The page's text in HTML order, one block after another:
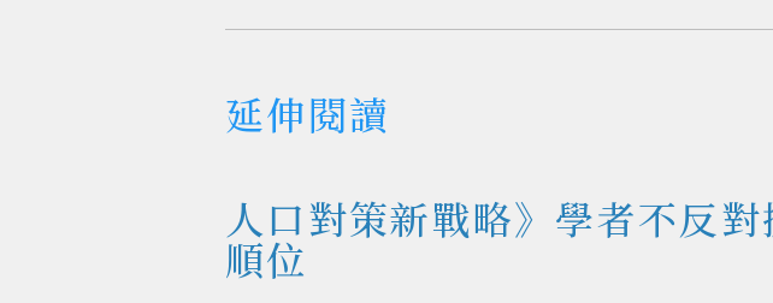
延伸閱讀
人口對策新戰略》學者不反
順位